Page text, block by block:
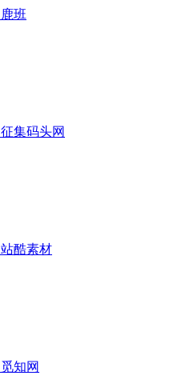
鹿班
征集码头网
站酷素材
觅知网